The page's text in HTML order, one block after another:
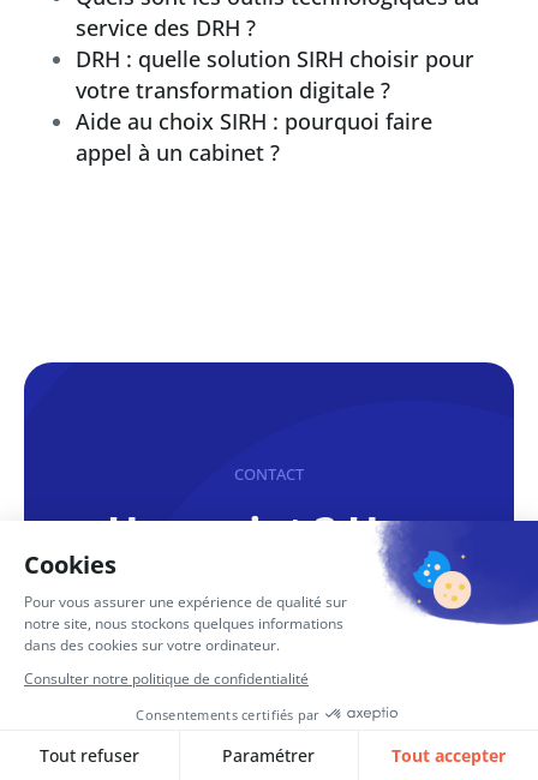
service des DRH ?
DRH : quelle solution SIRH choisir pour
votre transformation digitale ?
Aide au choix SIRH : pourquoi faire
appel à un cabinet ?
CONTACT
Un projet ? Une
demande ? Des
questions ?
Contactez-nous dès aujourd’hui
et découvrez comment nous
pouvons concrétiser ensemble